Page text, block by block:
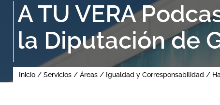
A TU VERA
la Diputación de
Inicio Servicios Áreas Igualdad y Corresponsabilidad